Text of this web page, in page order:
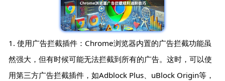
1. 使用广告拦截插件：Chrome浏览器内置的广告拦截功能虽
然强大，但有时候可能无法拦截到所有的广告。这时，可以使
用第三方广告拦截插件，如Adblock Plus、uBlock Origin等，